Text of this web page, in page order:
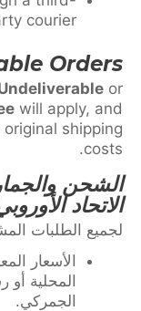
courier.
Orders
or
will apply, and
shipping
costs.
الشحن
الاتحاد
لجميع الطلبات
الأسعار
المحلية أو
الجمركي.